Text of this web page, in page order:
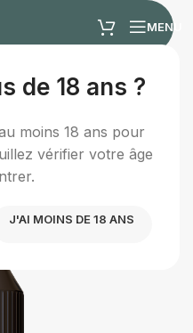
de 18 ans ?
moins 18 ans pour
vérifier votre âge
J'AI MOINS DE 18 ANS
MENU
gourmand